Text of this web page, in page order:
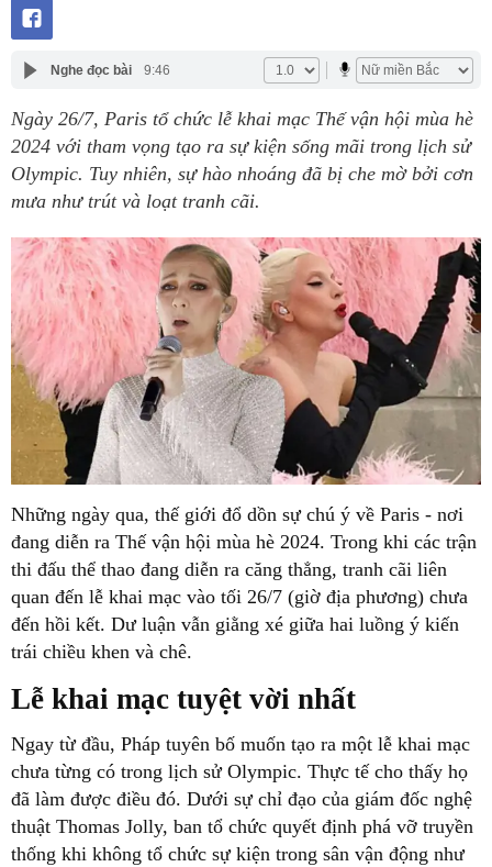
Nghe đọc bài 9:46
Ngày 26/7, Paris tổ chức lễ khai mạc Thế vận hội mùa hè
2024 với tham vọng tạo ra sự kiện sống mãi trong lịch sử
Olympic. Tuy nhiên, sự hào nhoáng đã bị che mờ bởi cơn
mưa như trút và loạt tranh cãi.
Những ngày qua, thế giới đổ dồn sự chú ý về Paris - nơi
đang diễn ra Thế vận hội mùa hè 2024. Trong khi các trận
thi đấu thể thao đang diễn ra căng thẳng, tranh cãi liên
quan đến lễ khai mạc vào tối 26/7 (giờ địa phương) chưa
đến hồi kết. Dư luận vẫn giằng xé giữa hai luồng ý kiến
trái chiều khen và chê.
Lễ khai mạc tuyệt vời nhất
Ngay từ đầu, Pháp tuyên bố muốn tạo ra một lễ khai mạc
chưa từng có trong lịch sử Olympic. Thực tế cho thấy họ
đã làm được điều đó. Dưới sự chỉ đạo của giám đốc nghệ
thuật Thomas Jolly, ban tổ chức quyết định phá vỡ truyền
thống khi không tổ chức sự kiện trong sân vận động như